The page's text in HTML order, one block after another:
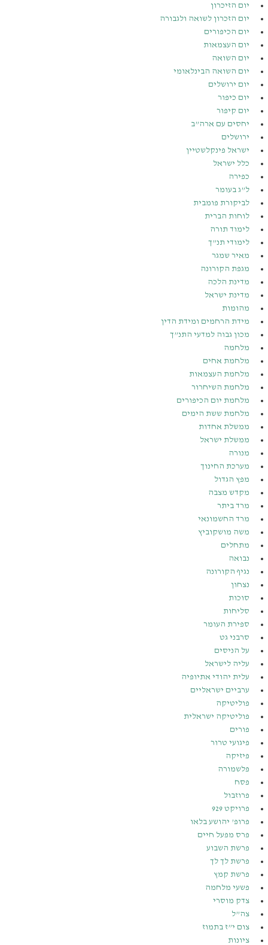
יום הזיכרון
יום הזכרון לשואה ולגבורה
יום הכיפורים
יום העצמאות
יום השואה
יום השואה הבינלאומי
יום ירושלים
יום כיפור
יום קיפור
יחסים עם ארה”ב
ירושלים
ישראל פינקלשטיין
כלל ישראל
כפירה
ל”ג בעומר
לביקורת פומבית
לוחות הברית
לימוד תורה
לימודי תנ”ך
מאיר שמגר
מגפת הקורונה
מדינת הלכה
מדינת ישראל
מהומות
מידת הרחמים ומידת הדין
מכון גבוה למדעי התנ”ך
מלחמה
מלחמת אחים
מלחמת העצמאות
מלחמת השיחרור
מלחמת יום הכיפורים
מלחמת ששת הימים
ממשלת אחדות
ממשלת ישראל
מנורה
מערכת החינוך
מפץ הגדול
מקדש מצבה
מרד ביתר
מרד החשמונאי
משה מושקוביץ
מתחלים
נבואה
נגיף הקורונה
נצחון
סוכות
סליחות
ספירת העומר
סרבני גט
על הניסים
עליה לישראל
עלית יהודי אתיופיה
ערביים ישראליים
פוליטיקה
פוליטיקה ישראלית
פורים
פיגועי טרור
פיזיקה
פלשמורה
פסח
פרוזבול
פרויקט 929
פרופ’ יהושע בלאו
פרס מפעל חיים
פרשת השבוע
פרשת לך לך
פרשת קמץ
פשעי מלחמה
צדק מוסרי
צה”ל
צום י”ז בתמוז
ציונות